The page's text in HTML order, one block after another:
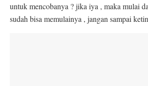
untuk mencobanya ? jika iya , maka mulai
sudah bisa memulainya , jangan sampai